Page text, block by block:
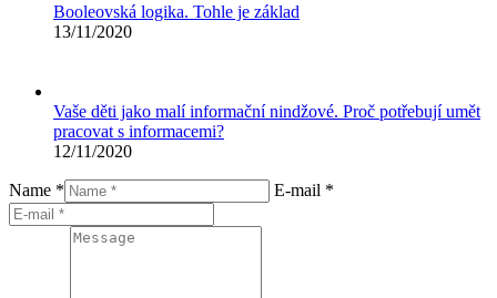
Booleovská logika. Tohle je základ
13/11/2020
Vaše děti jako malí informační nindžové. Proč potřebují umět
pracovat s informacemi?
12/11/2020
Name * E-mail *